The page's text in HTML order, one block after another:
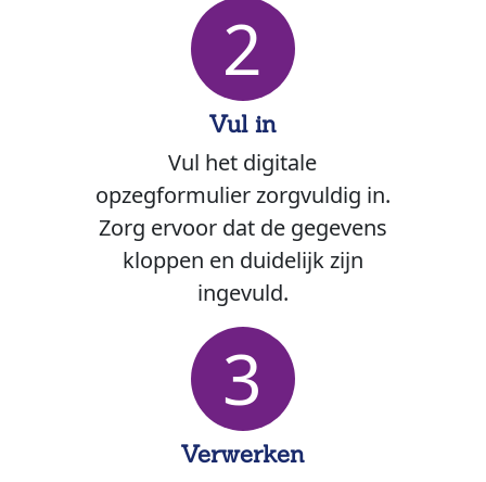
2
Vul in
Vul het digitale
opzegformulier zorgvuldig in.
Zorg ervoor dat de gegevens
kloppen en duidelijk zijn
ingevuld.
3
Verwerken